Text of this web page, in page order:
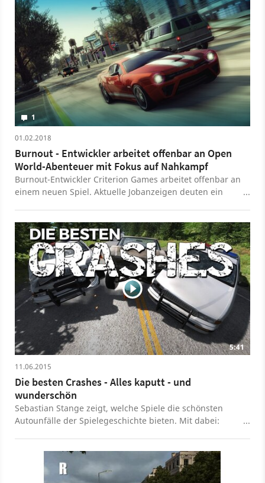
bekommt euer Wagen einen Speed Boost.
Spiel GameCube Handy PlayStation 2 Xbox
Mobile
Nintendo
PlayStation Xbox
1
01.02.2018
Burnout - Entwickler arbeitet offenbar an Open
World-Abenteuer mit Fokus auf Nahkampf
Burnout-Entwickler Criterion Games arbeitet offenbar an
einem neuen Spiel. Aktuelle Jobanzeigen deuten ein
5:41
11.06.2015
Die besten Crashes - Alles kaputt - und
wunderschön
Sebastian Stange zeigt, welche Spiele die schönsten
Autounfälle der Spielegeschichte bieten. Mit dabei: